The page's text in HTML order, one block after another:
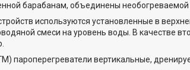
барабанам, объединены необогреваемой
используются установленные в
смеси на уровень воды. В качестве
пароперегреватели вертикальные,